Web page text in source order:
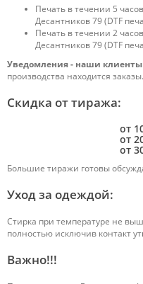
Печать в течении 5 часов
Десантников 79 (DTF
Печать в течении 2 часов
Десантников 79 (DTF
Уведомления - наши клиенты
производства находится
Скидка от
от 10 штук
от 20 штук
от 30 штук
Большие тиражи готовы
Уход за одеждой:
Стирка при температуре не
полностью исключив контакт
Важно!!!